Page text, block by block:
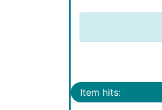
Item hits: